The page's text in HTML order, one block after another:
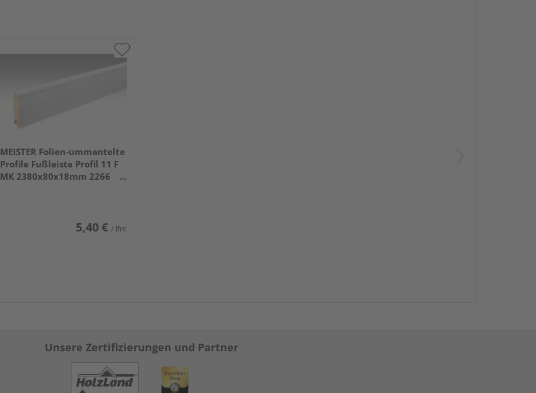
MEISTER Folien-ummantelte
Profile Fußleiste Profil 11 F
MK 2380x80x18mm 2266
5,40 € / lfm
Unsere Zertifizierungen und Partner